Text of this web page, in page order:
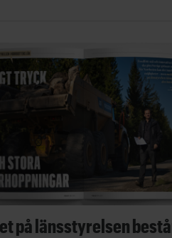
på länsstyrelsen